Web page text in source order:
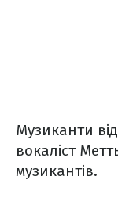
Музиканти
вокаліст
музикантів.